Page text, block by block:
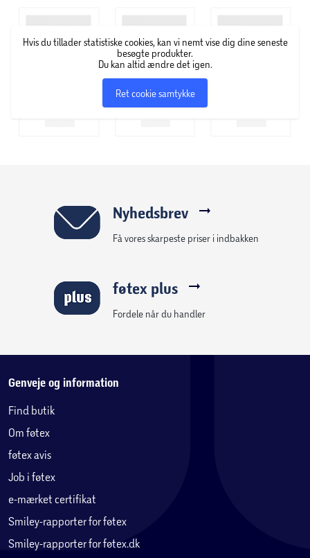
Hvis du tillader statistiske cookies, kan vi nemt vise dig dine seneste
besøgte produkter.
Du kan altid ændre det igen.
Ret cookie samtykke
Nyhedsbrev
Få vores skarpeste priser i indbakken
føtex plus
Fordele når du handler
Genveje og information
Find butik
Om føtex
føtex avis
Job i føtex
e-mærket certifikat
Smiley-rapporter for føtex
Smiley-rapporter for føtex.dk